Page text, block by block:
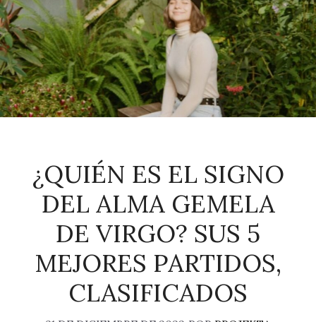
¿QUIÉN ES EL SIGNO
DEL ALMA GEMELA
DE VIRGO? SUS 5
MEJORES PARTIDOS,
CLASIFICADOS